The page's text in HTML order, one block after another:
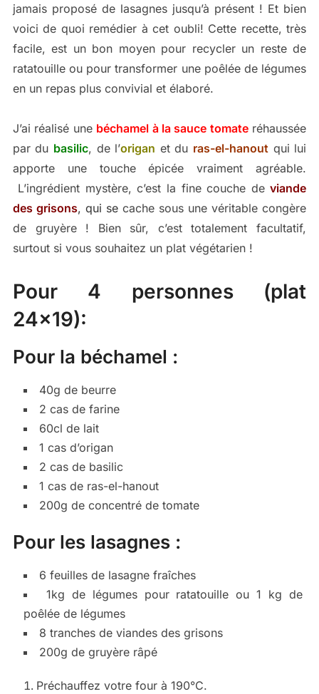
jamais proposé de lasagnes jusqu’à présent ! Et bien
voici de quoi remédier à cet oubli! Cette recette, très
facile, est un bon moyen pour recycler un reste de
ratatouille ou pour transformer une poêlée de légumes
en un repas plus convivial et élaboré.
J’ai réalisé une béchamel à la sauce tomateréhaussée
par du basilic, de l’origan et du ras-el-hanoutqui lui
apporte une touche épicée vraiment agréable.
L’ingrédient mystère, c’est la fine couche deviande
des grisons, qui secache sous une véritable congère
de gruyère ! Bien sûr, c’est totalement facultatif,
surtout si vous souhaitez un plat végétarien !
Pour 4 personnes (plat
24×19):
Pour la béchamel :
40g de beurre
2 cas de farine
60cl de lait
1 cas d’origan
2 cas de basilic
1 cas de ras-el-hanout
200g de concentré de tomate
Pour les lasagnes :
6 feuilles de lasagne fraîches
1kg de légumes pour ratatouille ou 1 kg de
poêlée de légumes
8 tranches de viandes des grisons
200g de gruyère râpé
Préchauffez votre four à 190°C.